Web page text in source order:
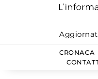
CRONACA